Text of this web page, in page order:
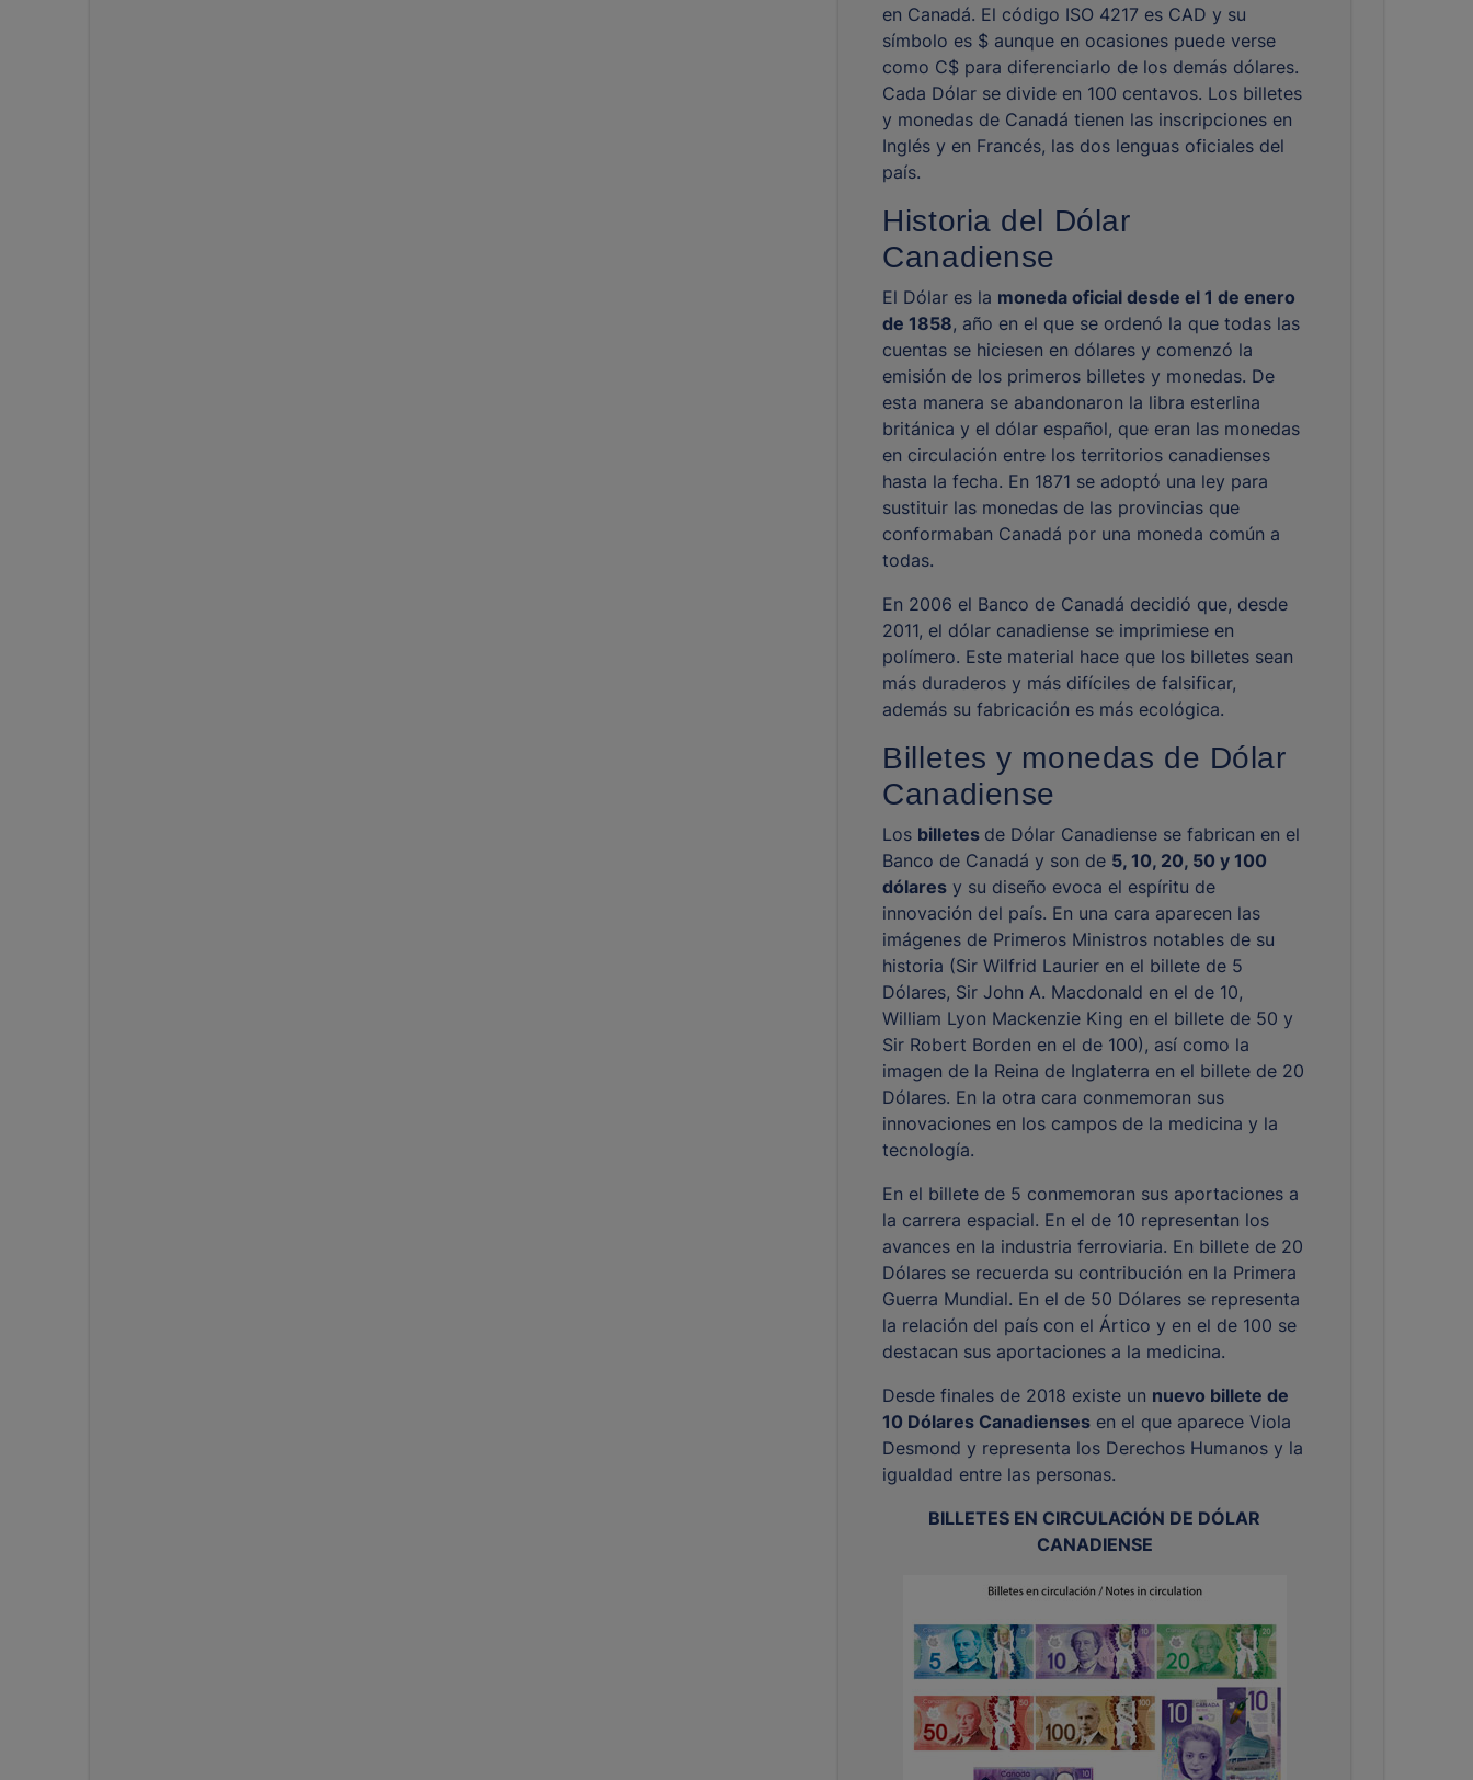
en Canadá. El código ISO 4217 es CAD y su
símbolo es $ aunque en ocasiones puede verse
como C$ para diferenciarlo de los demás dólares.
Cada Dólar se divide en 100 centavos. Los billetes
y monedas de Canadá tienen las inscripciones en
Inglés y en Francés, las dos lenguas oficiales del
país.
Historia del Dólar
Canadiense
El Dólar es la moneda oficial desde el 1 de enero
de 1858, año en el que se ordenó la que todas las
cuentas se hiciesen en dólares y comenzó la
emisión de los primeros billetes y monedas. De
esta manera se abandonaron la libra esterlina
británica y el dólar español, que eran las monedas
en circulación entre los territorios canadienses
hasta la fecha. En 1871 se adoptó una ley para
sustituir las monedas de las provincias que
conformaban Canadá por una moneda común a
todas.
En 2006 el Banco de Canadá decidió que, desde
2011, el dólar canadiense se imprimiese en
polímero. Este material hace que los billetes sean
más duraderos y más difíciles de falsificar,
además su fabricación es más ecológica.
Billetes y monedas de Dólar
Canadiense
Los billetes de Dólar Canadiense se fabrican en el
Banco de Canadá y son de 5, 10, 20, 50 y 100
dólares y su diseño evoca el espíritu de
innovación del país. En una cara aparecen las
imágenes de Primeros Ministros notables de su
historia (Sir Wilfrid Laurier en el billete de 5
Dólares, Sir John A. Macdonald en el de 10,
William Lyon Mackenzie King en el billete de 50 y
Sir Robert Borden en el de 100), así como la
imagen de la Reina de Inglaterra en el billete de 20
Dólares. En la otra cara conmemoran sus
innovaciones en los campos de la medicina y la
tecnología.
En el billete de 5 conmemoran sus aportaciones a
la carrera espacial. En el de 10 representan los
avances en la industria ferroviaria. En billete de 20
Dólares se recuerda su contribución en la Primera
Guerra Mundial. En el de 50 Dólares se representa
la relación del país con el Ártico y en el de 100 se
destacan sus aportaciones a la medicina.
Desde finales de 2018 existe un nuevo billete de
10 Dólares Canadienses en el que aparece Viola
Desmond y representa los Derechos Humanos y la
igualdad entre las personas.
BILLETES EN CIRCULACIÓN DE DÓLAR
CANADIENSE